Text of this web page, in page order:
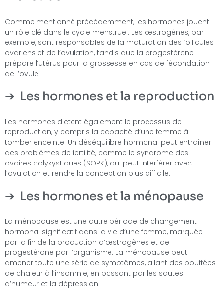
Comme mentionné précédemment, les hormones jouent
un rôle clé dans le cycle menstruel. Les œstrogènes, par
exemple, sont responsables de la maturation des follicules
ovariens et de l’ovulation, tandis que la progestérone
prépare l’utérus pour la grossesse en cas de fécondation
de l’ovule.
Les hormones et la reproduction
Les hormones dictent également le processus de
reproduction, y compris la capacité d’une femme à
tomber enceinte. Un déséquilibre hormonal peut entraîner
des problèmes de fertilité, comme le syndrome des
ovaires polykystiques (SOPK), qui peut interférer avec
l’ovulation et rendre la conception plus difficile.
Les hormones et la ménopause
La ménopause est une autre période de changement
hormonal significatif dans la vie d’une femme, marquée
par la fin de la production d’œstrogènes et de
progestérone par l’organisme. La ménopause peut
amener toute une série de symptômes, allant des bouffées
de chaleur à l’insomnie, en passant par les sautes
d’humeur et la dépression.